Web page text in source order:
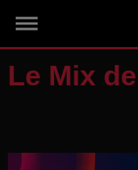
Le Mix